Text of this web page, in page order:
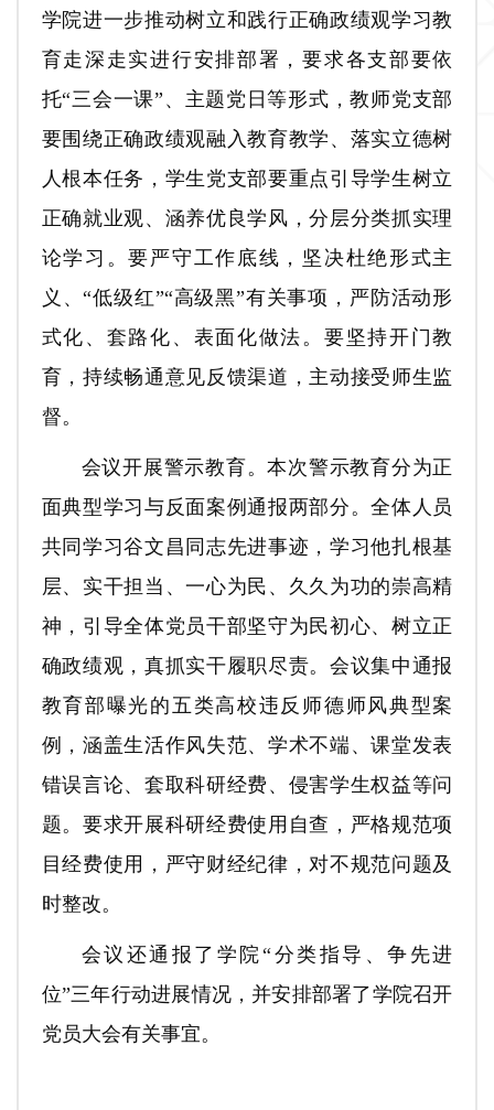
学院进一步推动树立和践行正确政绩观学习教
育走深走实进行安排部署，要求各支部要依
托“三会一课”、主题党日等形式，教师党支部
要围绕正确政绩观融入教育教学、落实立德树
人根本任务，学生党支部要重点引导学生树立
正确就业观、涵养优良学风，分层分类抓实理
论学习。要严守工作底线，坚决杜绝形式主
义、“低级红”“高级黑”有关事项，严防活动形
式化、套路化、表面化做法。要坚持开门教
育，持续畅通意见反馈渠道，主动接受师生监
督。
会议开展警示教育。本次警示教育分为正
面典型学习与反面案例通报两部分。全体人员
共同学习谷文昌同志先进事迹，学习他扎根基
层、实干担当、一心为民、久久为功的崇高精
神，引导全体党员干部坚守为民初心、树立正
确政绩观，真抓实干履职尽责。会议集中通报
教育部曝光的五类高校违反师德师风典型案
例，涵盖生活作风失范、学术不端、课堂发表
错误言论、套取科研经费、侵害学生权益等问
题。要求开展科研经费使用自查，严格规范项
目经费使用，严守财经纪律，对不规范问题及
时整改。
会议还通报了学院“分类指导、争先进
位”三年行动进展情况，并安排部署了学院召开
党员大会有关事宜。